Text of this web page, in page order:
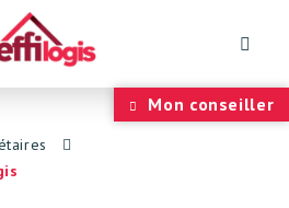
Mon conseiller